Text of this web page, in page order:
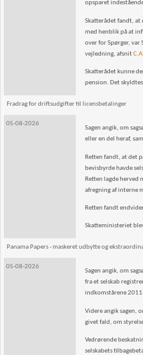
opsparet
Skatterådet fandt,
med henblik på at
over for Spørger,
vejledning, afsnit
Skatterådet kunne
pension. Det
Fradrag for driftsudgifter til licensbetalinger
05-08-2026
Sagen angik, om
eller en del heraf,
Retten fandt, at det
bevisbyrde havde
Retten lagde
afregning af interne
Retten fandt
Skatteministeriet
Panama Papers - maskeret udbytte og
05-08-2026
Sagen angik, om
fra et selskab
indkomstårene
Videre angik sagen,
givet fald, om
Vedrørende
selskabets